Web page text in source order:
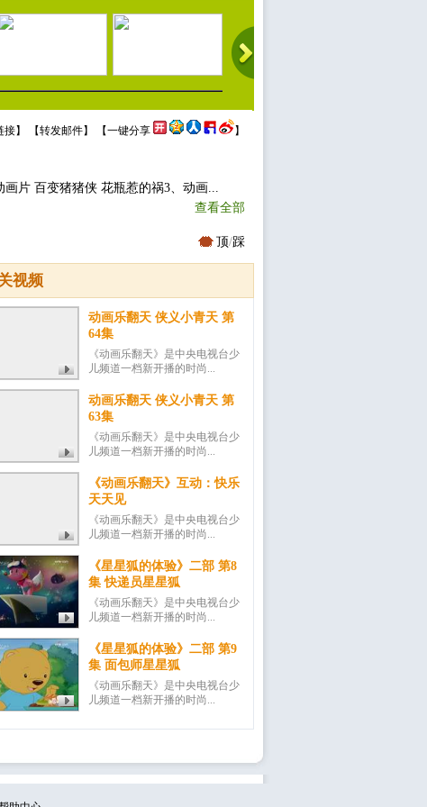
接】 【转发邮件】 【一键分享 】
片 百变猪猪侠 花瓶惹的祸3、动画...
查看全部
顶/踩
视频
动画乐翻天 侠义小青天 第
64集
《动画乐翻天》是中央电视台少
儿频道一档新开播的时尚...
动画乐翻天 侠义小青天 第
63集
《动画乐翻天》是中央电视台少
儿频道一档新开播的时尚...
《动画乐翻天》互动：快乐
天天见
《动画乐翻天》是中央电视台少
儿频道一档新开播的时尚...
《星星狐的体验》二部 第8
集 快递员星星狐
《动画乐翻天》是中央电视台少
儿频道一档新开播的时尚...
《星星狐的体验》二部 第9
集 面包师星星狐
《动画乐翻天》是中央电视台少
儿频道一档新开播的时尚...